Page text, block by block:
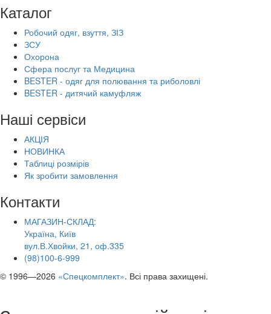
Каталог
Робочий одяг, взуття, ЗІЗ
ЗСУ
Охорона
Сфера послуг та Медицина
BESTER - одяг для полювання та риболовлі
BESTER - дитячий камуфляж
Наші сервіси
АКЦІЯ
НОВИНКА
Таблиці розмірів
Як зробити замовлення
Контакти
МАГАЗИН-СКЛАД:
Україна, Київ
вул.В.Хвойки, 21, оф.335
(98)100-6-999
© 1996—2026 «Спецкомплект». Всі права захищені.